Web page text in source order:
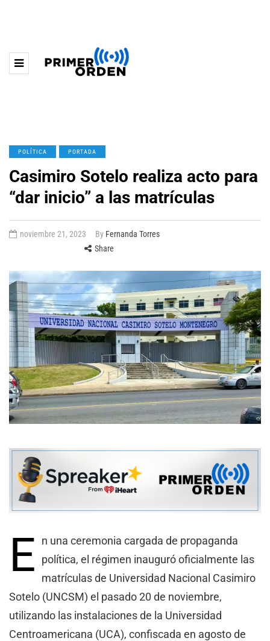
POLÍTICA PORTADA
Casimiro Sotelo realiza acto para
“dar inicio” a las matrículas
noviembre 21, 2023 By Fernanda Torres
Share
E
n una ceremonia cargada de propaganda
política, el régimen inauguró oficialmente las
matrículas de Universidad Nacional Casimiro
Sotelo (UNCSM) el pasado 20 de noviembre,
utilizando las instalaciones de la Universidad
Centroamericana (UCA), confiscada en agosto de